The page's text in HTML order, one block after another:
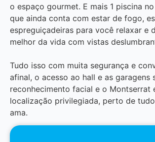
o espaço gourmet. E mais 1 piscina
que ainda conta com estar de fogo,
espreguiçadeiras para você relaxar e
melhor da vida com vistas
Tudo isso com muita segurança e
afinal, o acesso ao hall e as garagens
reconhecimento facial e o Montserrat
localização privilegiada, perto de
ama.